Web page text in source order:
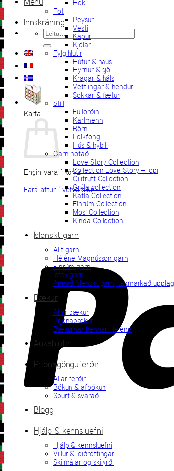
Menu
Innskráning
Leita
eftir:
Karfa
Engin vara í körfu.
Fara aftur í vefverslun
Hekl
Föt
Peysur
Vesti
Kápur
Kjólar
Fylgihlutir
Húfur & haus
Hyrnur & sjöl
Kragar & háls
Vettlingar & hendur
Sokkar & fætur
Stíll
Fullorðin
Karlmenn
Börn
Leikföng
Hús & hybili
Garn notað
Love Story Collection
Collection Love Story + lopi
Gilitrutt Collection
Grýla collection
Katla Collection
Einrúm Collection
Mosi Collection
Kinda Collection
Íslenskt garn
Allt garn
Hélène Magnússon garn
Einrúm garn
Ístex garn
Annað íslenskt garn, takmarkað upplag
Bækur
Allar bækur
Prjónabækur
Bækurnar hennar Hélène
Aukahlutir
Prjónagönguferðir
Allar ferðir
Bókun & afbókun
Spurt & svarað
Blogg
Hjálp & kennsluefni
Hjálp & kennsluefni
Villur & leiðréttingar
Skilmálar og skilyrði